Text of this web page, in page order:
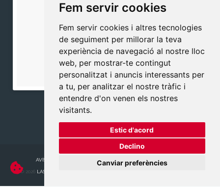
Fem servir cookies
Fem servir cookies i altres tecnologies
de seguiment per millorar la teva
experiència de navegació al nostre lloc
web, per mostrar-te contingut
personalitzat i anuncis interessants per
a tu, per analitzar el nostre tràfic i
entendre d'on venen els nostres
visitants.
Estic d'acord
Declino
Canviar preferències
AVÍS LEGAL POLÍTICA DE PRIVACITAT POLÍTICA DE COOKIES
© 2026 LASEVAWEB GLOBAL WEB SERVICES S.L.